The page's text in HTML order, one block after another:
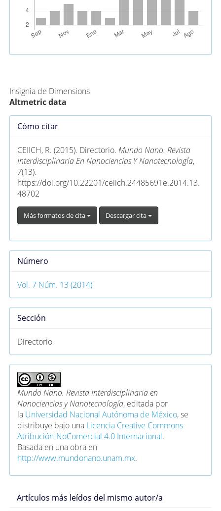
Insignia de Dimensions
Altmetric data
Detalles
artículo
Cómo citar
CEIICH, R. (2015). Directorio. Mundo Nano. Revista
Interdisciplinaria En Nanociencias Y Nanotecnología,
7(13).
https://doi.org/10.22201/ceiich.24485691e.2014.13.
48702
Más formatos de cita Descargar cita
Número
Vol. 7 Núm. 13 (2014)
Sección
Directorio
Mundo Nano. Revista Interdisciplinaria en
Nanociencias y Nanotecnología, editada por
la Universidad Nacional Autónoma de México, se
distribuye bajo una Licencia Creative Commons
Atribución-NoComercial 4.0 Internacional.
Basada en una obra en
http://www.mundonano.unam.mx.
Artículos más leídos del mismo autor/a